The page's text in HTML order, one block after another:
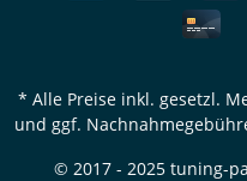
* Alle Preise inkl. gesetzl.
und ggf.
© 2017 - 2025 tuning-